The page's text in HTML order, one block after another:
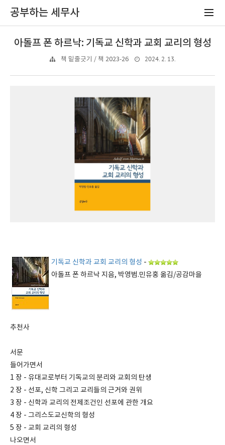
공부하는 세무사
아돌프 폰 하르낙: 기독교 신학과 교회 교리의 형성
책 밑줄긋기 / 책 2023-26 2024. 2. 13.
기독교 신학과 교회 교리의 형성 -
아돌프 폰 하르낙 지음, 박영범.민유홍 옮김/공감마을
추천사
서문
들어가면서
1 장 - 유대교로부터 기독교의 분리와 교회의 탄생
2 장 - 선포, 신학 그리고 교리들의 근거와 권위
3 장 - 신학과 교리의 전제조건인 선포에 관한 개요
4 장 - 그리스도교신학의 형성
5 장 - 교회 교리의 형성
나오면서